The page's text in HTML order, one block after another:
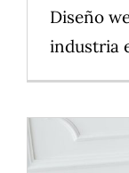
Diseño
industria